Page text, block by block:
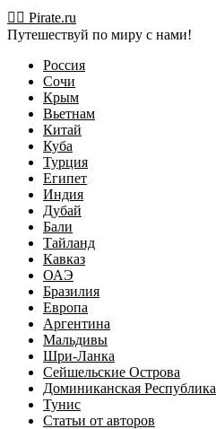
Перейти
к
содержимому
🏴‍☠️ Pirate.ru
Путешествуй по миру с нами!
Россия
Сочи
Крым
Вьетнам
Китай
Куба
Турция
Египет
Индия
Дубай
Бали
Тайланд
Кавказ
ОАЭ
Бразилия
Европа
Аргентина
Мальдивы
Шри-Ланка
Сейшельские Острова
Доминиканская Республика
Тунис
Статьи от авторов